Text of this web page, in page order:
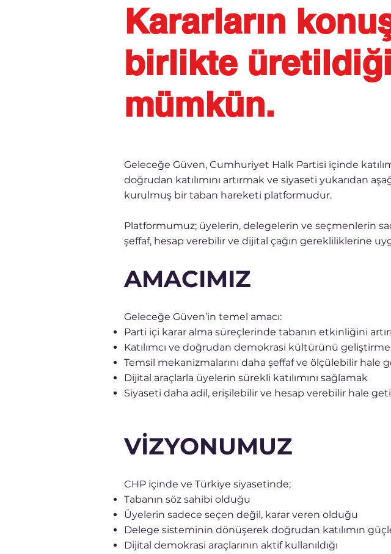
Kararların
birlikte
mümkün.
Geleceğe Güven, Cumhuriyet Halk Partisi içinde
doğrudan katılımını artırmak ve siyaseti yukarıdan
kurulmuş bir taban hareketi platformudur.
Platformumuz; üyelerin, delegelerin ve seçmenlerin
şeffaf, hesap verebilir ve dijital çağın gerekliliklerine
AMACIMIZ
Geleceğe Güven’in temel amacı:
Parti içi karar alma süreçlerinde tabanın etkinliğini
Katılımcı ve doğrudan demokrasi kültürünü
Temsil mekanizmalarını daha şeffaf ve ölçülebilir hale
Dijital araçlarla üyelerin sürekli katılımını sağlamak
Siyaseti daha adil, erişilebilir ve hesap verebilir hale
VİZYONUMUZ
CHP içinde ve Türkiye siyasetinde;
Tabanın söz sahibi olduğu
Üyelerin sadece seçen değil, karar veren olduğu
Delege sisteminin dönüşerek doğrudan katılımın
Dijital demokrasi araçlarının aktif kullanıldığı